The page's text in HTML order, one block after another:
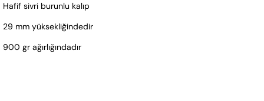
Hafif sivri burunlu kalıp
29 mm yüksekliğindedir
900 gr ağırlığındadır